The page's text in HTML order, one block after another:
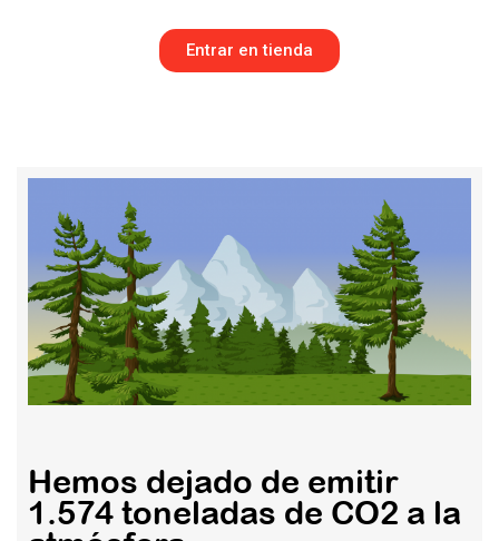
Entrar en tienda
Hemos dejado de emitir
1.574 toneladas de CO2 a la